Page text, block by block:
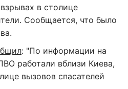
в столице
Сообщается, что было
: "По информации на
работали вблизи Киева,
вызовов спасателей